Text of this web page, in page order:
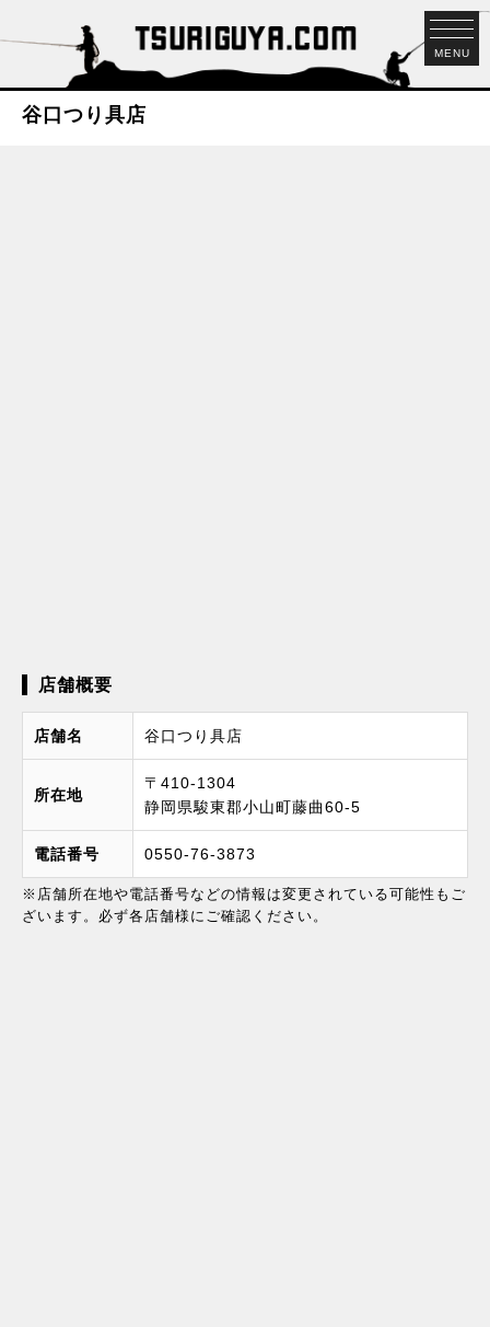
MENU
谷口つり具店
店舗概要
店舗名 谷口つり具店
所在地
〒410-1304
静岡県駿東郡小山町藤曲60-5
電話番号 0550-76-3873
※店舗所在地や電話番号などの情報は変更されている可能性もご
ざいます。必ず各店舗様にご確認ください。